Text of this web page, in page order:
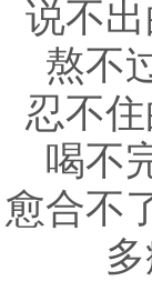
说不
熬不
忍不
喝不
愈合不